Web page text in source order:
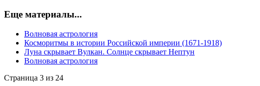
Еще материалы...
Волновая астрология
Косморитмы в истории Российской империи (1671-1918)
Луна скрывает Вулкан. Солнце скрывает Нептун
Волновая астрология
Страница 3 из 24